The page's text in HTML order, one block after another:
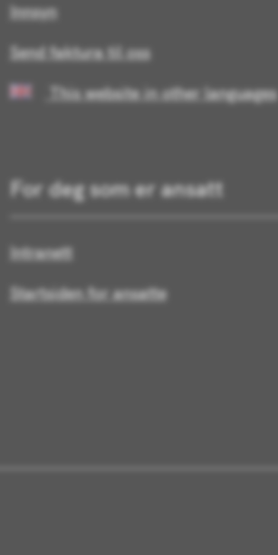
Innsyn
Send faktura til oss
This website in other languages
For deg som er ansatt
Intranett
Startsiden for ansatte